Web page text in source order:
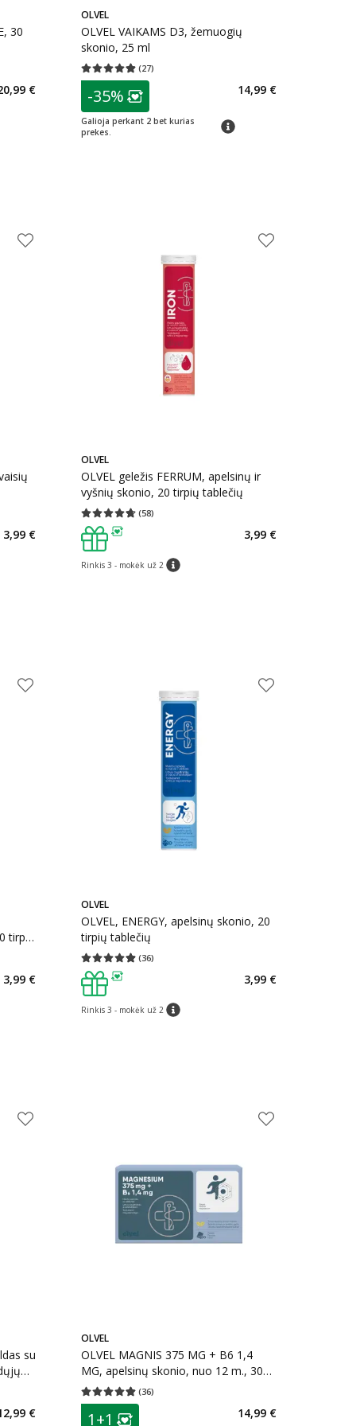
30
nuolaida:
€
OLVEL
OLVEL VAIKAMS D3, žemuogių
skonio, 25 ml
(27)
Vidutinis įvertinimas 4.89
patarimas
Lojalumo klubo narių nuolaida
-35%
Galioja perkant 2 bet kurias
prekes.
patarimas
14,99 €
3,99 €
OLVEL
OLVEL geležis FERRUM, apelsinų ir
vyšnių skonio, 20 tirpių tablečių
(58)
Vidutinis įvertinimas 4.72
patarimas
Rinkis 3 - mokėk už 2patarimas
3,99 €
tirpių
3,99 €
OLVEL
OLVEL, ENERGY, apelsinų skonio, 20
tirpių tablečių
(36)
Vidutinis įvertinimas 4.92
patarimas
Rinkis 3 - mokėk už 2patarimas
3,99 €
su
€
OLVEL
OLVEL MAGNIS 375 MG + B6 1,4
MG, apelsinų skonio, nuo 12 m., 30
pakelių
(36)
Vidutinis įvertinimas 4.86
patarimas
1+1 14,99 €